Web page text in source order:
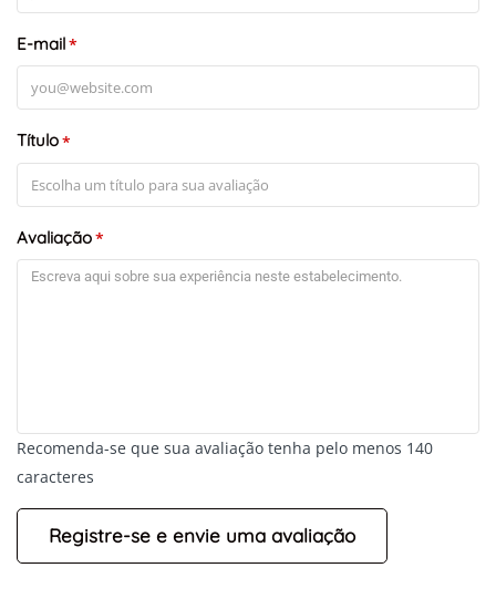
E-mail*
Título*
Avaliação*
Recomenda-se que sua avaliação tenha pelo menos 140
caracteres